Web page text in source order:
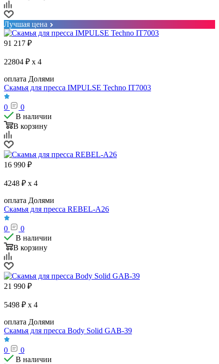
Лучшая цена
91 217 ₽
22804 ₽ x 4
оплата Долями
Скамья для пресса IMPULSE Techno IT7003
0
0
В наличии
В корзину
16 990 ₽
4248 ₽ x 4
оплата Долями
Скамья для пресса REBEL-A26
0
0
В наличии
В корзину
21 990 ₽
5498 ₽ x 4
оплата Долями
Скамья для пресса Body Solid GAB-39
0
0
В наличии